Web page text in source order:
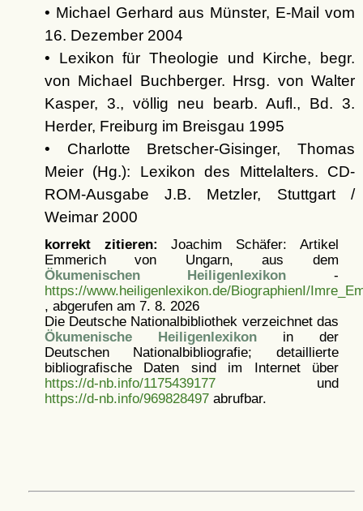
• Michael Gerhard aus Münster, E-Mail vom
16. Dezember 2004
• Lexikon für Theologie und Kirche, begr.
von Michael Buchberger. Hrsg. von Walter
Kasper, 3., völlig neu bearb. Aufl., Bd. 3.
Herder, Freiburg im Breisgau 1995
• Charlotte Bretscher-Gisinger, Thomas
Meier (Hg.): Lexikon des Mittelalters. CD-
ROM-Ausgabe J.B. Metzler, Stuttgart /
Weimar 2000
korrekt zitieren: Joachim Schäfer: Artikel
Emmerich von Ungarn, aus dem
Ökumenischen Heiligenlexikon -
https://www.heiligenlexikon.de/BiographienI/
, abgerufen am 7. 8. 2026
Die Deutsche Nationalbibliothek verzeichnet das
Ökumenische Heiligenlexikonin der
Deutschen Nationalbibliografie; detaillierte
bibliografische Daten sind im Internet über
https://d-nb.info/1175439177und
https://d-nb.info/969828497abrufbar.